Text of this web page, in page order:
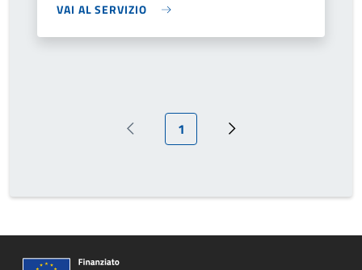
VAI AL SERVIZIO
Pagina precedente
Pagina attuale
1 Prossima pagina